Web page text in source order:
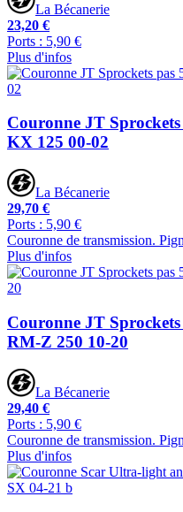
La Bécanerie
23,20 €
Ports : 5,90 €
Plus d'infos
Couronne JT
KX 125 00-02
La Bécanerie
29,70 €
Ports : 5,90 €
Couronne de transmission.
Plus d'infos
Couronne JT
RM-Z 250 10-20
La Bécanerie
29,40 €
Ports : 5,90 €
Couronne de transmission.
Plus d'infos